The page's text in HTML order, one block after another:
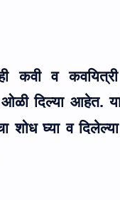
कवी व कवयित्री
ओळी दिल्या आहेत.
शोध घ्या व